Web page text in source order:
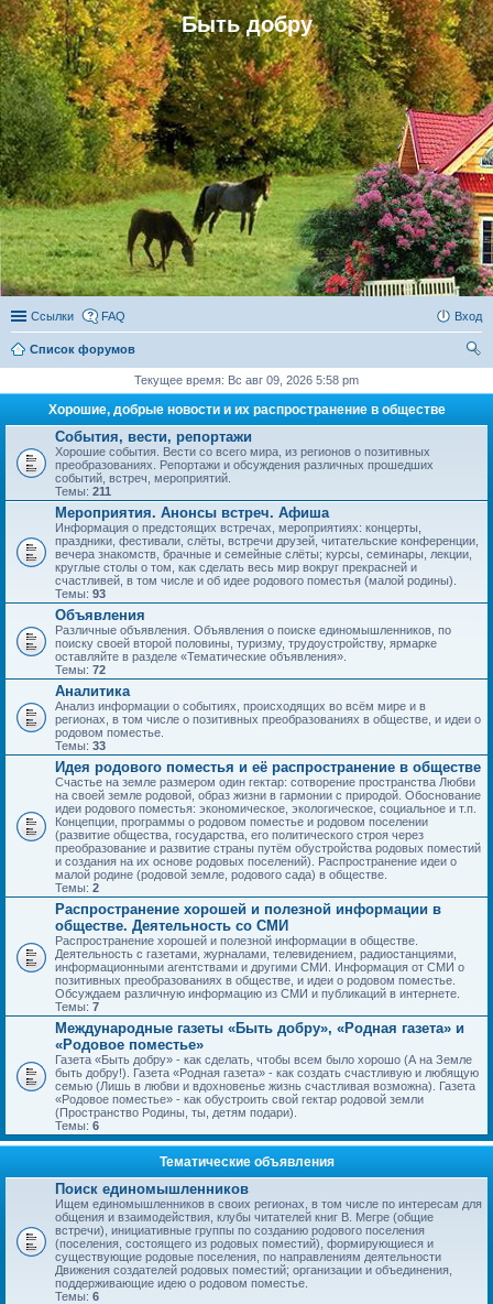
Быть добру
Ссылки FAQ Вход
Список форумов
Текущее время: Вс авг 09, 2026 5:58 pm
Хорошие, добрые новости и их распространение в обществе
События, вести, репортажи
Хорошие события. Вести со всего мира, из регионов о позитивных
преобразованиях. Репортажи и обсуждения различных прошедших
событий, встреч, мероприятий.
Темы: 211
Мероприятия. Анонсы встреч. Афиша
Информация о предстоящих встречах, мероприятиях: концерты,
праздники, фестивали, слёты, встречи друзей, читательские конференции,
вечера знакомств, брачные и семейные слёты; курсы, семинары, лекции,
круглые столы о том, как сделать весь мир вокруг прекрасней и
счастливей, в том числе и об идее родового поместья (малой родины).
Темы: 93
Объявления
Различные объявления. Объявления о поиске единомышленников, по
поиску своей второй половины, туризму, трудоустройству, ярмарке
оставляйте в разделе «Тематические объявления».
Темы: 72
Аналитика
Анализ информации о событиях, происходящих во всём мире и в
регионах, в том числе о позитивных преобразованиях в обществе, и идеи о
родовом поместье.
Темы: 33
Идея родового поместья и её распространение в обществе
Счастье на земле размером один гектар: сотворение пространства Любви
на своей земле родовой, образ жизни в гармонии с природой. Обоснование
идеи родового поместья: экономическое, экологическое, социальное и т.п.
Концепции, программы о родовом поместье и родовом поселении
(развитие общества, государства, его политического строя через
преобразование и развитие страны путём обустройства родовых поместий
и создания на их основе родовых поселений). Распространение идеи о
малой родине (родовой земле, родового сада) в обществе.
Темы: 2
Распространение хорошей и полезной информации в
обществе. Деятельность со СМИ
Распространение хорошей и полезной информации в обществе.
Деятельность с газетами, журналами, телевидением, радиостанциями,
информационными агентствами и другими СМИ. Информация от СМИ о
позитивных преобразованиях в обществе, и идеи о родовом поместье.
Обсуждаем различную информацию из СМИ и публикаций в интернете.
Темы: 7
Международные газеты «Быть добру», «Родная газета» и
«Родовое поместье»
Газета «Быть добру» - как сделать, чтобы всем было хорошо (А на Земле
быть добру!). Газета «Родная газета» - как создать счастливую и любящую
семью (Лишь в любви и вдохновенье жизнь счастливая возможна). Газета
«Родовое поместье» - как обустроить свой гектар родовой земли
(Пространство Родины, ты, детям подари).
Темы: 6
Тематические объявления
Поиск единомышленников
Ищем единомышленников в своих регионах, в том числе по интересам для
общения и взаимодействия, клубы читателей книг В. Мегре (общие
встречи), инициативные группы по созданию родового поселения
(поселения, состоящего из родовых поместий), формирующиеся и
существующие родовые поселения, по направлениям деятельности
Движения создателей родовых поместий; организации и объединения,
поддерживающие идею о родовом поместье.
Темы: 6